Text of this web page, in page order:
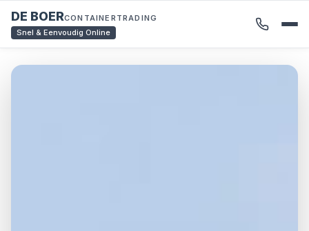
DE BOERCONTAINERTRADING
Snel & Eenvoudig Online